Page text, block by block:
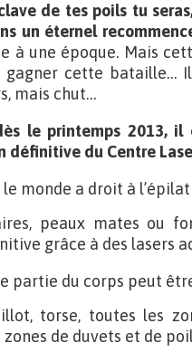
de tes poils tu
un éternel
à une époque. Mais
gagner cette bataille…
mais chut…
le printemps 2013, il
définitive du Centre
le monde a droit à
peaux mates ou
grâce à des lasers
partie du corps peut
torse, toutes les
de duvets et de